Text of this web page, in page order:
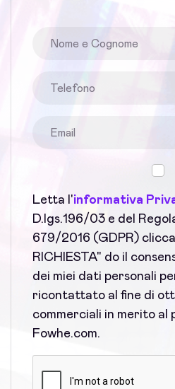
Letta l'informativa
D.lgs.196/03 e del
679/2016 (GDPR)
RICHIESTA" do il
dei miei dati personali
ricontattato al fine di
commerciali in merito al
Fowhe.com.